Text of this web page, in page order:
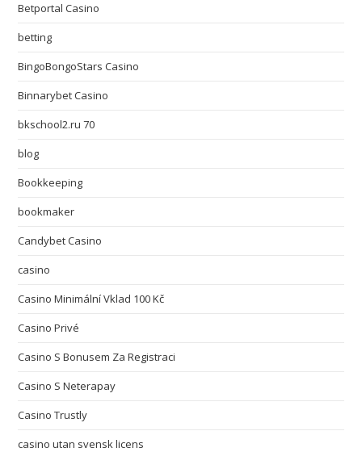
Betportal Casino
betting
BingoBongoStars Casino
Binnarybet Casino
bkschool2.ru 70
blog
Bookkeeping
bookmaker
Candybet Casino
casino
Casino Minimální Vklad 100 Kč
Casino Privé
Casino S Bonusem Za Registraci
Casino S Neterapay
Casino Trustly
casino utan svensk licens